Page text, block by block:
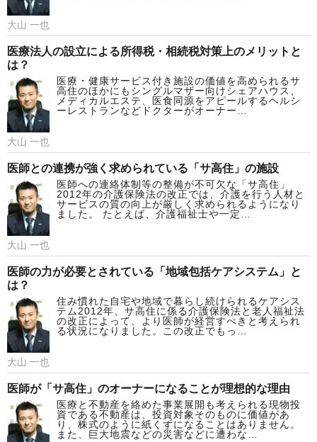
大山 一也
医療法人の設立による所得税・相続税対策上のメリットと
は？
医療・健康サービス付き施設の価値を高められるサ
高住のほかにもシングルマザー向けシェアハウス、
メディカルエステ、医食同源をアピールするヘルシ
ーレストランなどドクターがオーナー…
大山 一也
医師との連携が強く求められている「サ高住」の施設
医師への連絡体制等の整備が不可欠な「サ高住」
2012年の介護保険法の改正では、介護を行う人材と
サービスの質の向上が厳しく求められるようになり
ました。 たとえば、介護福祉士や一定…
大山 一也
医師の力が必要とされている「地域包括ケアシステム」と
は？
住み慣れた自宅や地域で暮らし続けられるケアシス
テム2012年、サ高住に係る介護保険法と老人福祉法
の改正によって、より医師が経営すべきと考えられ
る状況になりました。この改正でもっ…
大山 一也
医師が「サ高住」のオーナーになることが理想的な理由
医療と不動産を絡めた事業展開も考えられる現物投
資である不動産は、投資対象そのものに価値があ
り、株式のように紙くずになることはありません。
また、巨大地震などの災害などに遭わな…